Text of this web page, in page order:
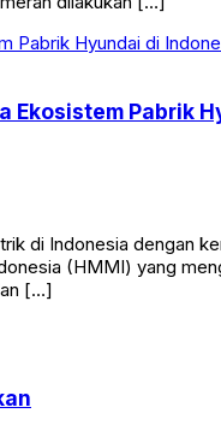
Ekosistem Pabrik
di Indonesia dengan
(HMMI) yang
[…]